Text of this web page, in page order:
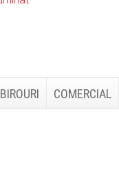
BIROURI COMERCIAL